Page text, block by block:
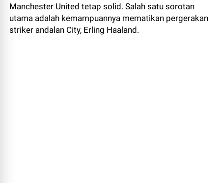
Manchester United tetap solid. Salah satu sorotan
utama adalah kemampuannya mematikan pergerakan
striker andalan City, Erling Haaland.